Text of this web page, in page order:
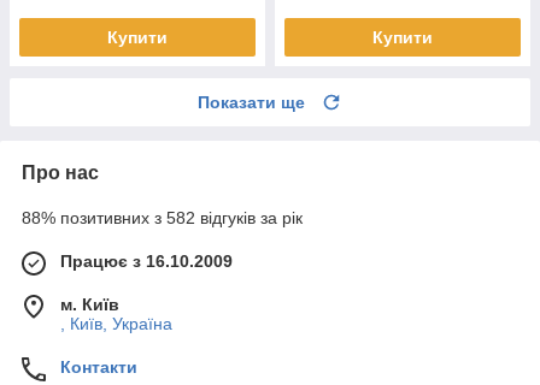
Купити Купити
Показати ще
Про нас
88% позитивних з 582 відгуків за рік
Працює з 16.10.2009
м. Київ
, Київ, Україна
Контакти